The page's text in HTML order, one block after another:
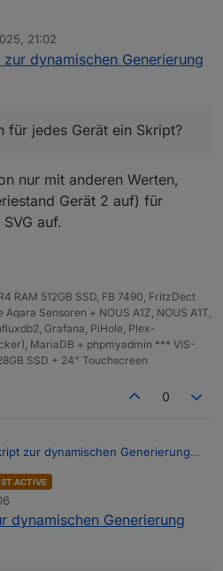
ich für jedes Gerät ein Skript?
Einheit konfigurierbar machen?
runden und mit Dezimal?
21:02
zur dynamischen Generierung
für jedes Gerät ein Skript?
nur mit anderen Werten,
Gerät 2 auf) für
auf.
RAM 512GB SSD, FB 7490, FritzDect
Sensoren + NOUS A1Z, NOUS A1T,
Grafana, PiHole, Plex-
MariaDB + phpmyadmin *** VIS-
SSD + 24" Touchscreen
0
zur dynamischen Generierung
ich für jedes Gerät ein Skript?
nur mit anderen Werten,
ACTIVE
dynamischen Generierung